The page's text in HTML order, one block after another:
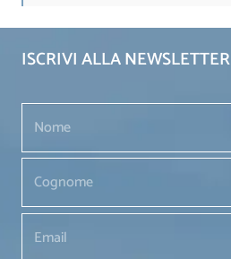
ISCRIVI ALLA NEWSLETTER